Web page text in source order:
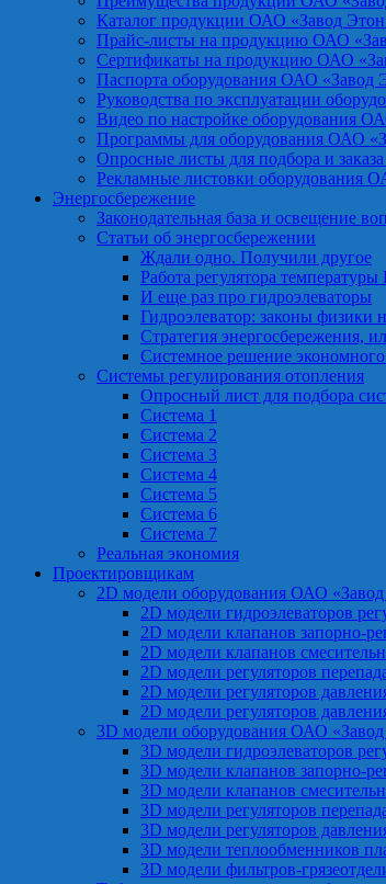
Каталог продукции ОАО «Завод
Прайс-листы на продукцию ОАО
Сертификаты на продукцию ОАО
Паспорта оборудования ОАО «Завод
Руководства по эксплуатации
Видео по настройке оборудования
Программы для оборудования ОАО
Опросные листы для подбора и
Рекламные листовки оборудования
Энергосбережение
Законодательная база и освещение
Статьи об энергосбережении
Ждали одно. Получили другое
Работа регулятора
И еще раз про гидроэлеваторы
Гидроэлеватор: законы физики
Стратегия энергосбережения,
Системное решение
Системы регулирования отопления
Опросный лист для подбора
Система 1
Система 2
Система 3
Система 4
Система 5
Система 6
Система 7
Реальная экономия
Проектировщикам
2D модели оборудования ОАО
2D модели гидроэлеваторов
2D модели клапанов запорно-
2D модели клапанов
2D модели регуляторов
2D модели регуляторов
2D модели регуляторов
3D модели оборудования ОАО
3D модели гидроэлеваторов
3D модели клапанов запорно-
3D модели клапанов
3D модели регуляторов
3D модели регуляторов
3D модели теплообменников
3D модели фильтров-